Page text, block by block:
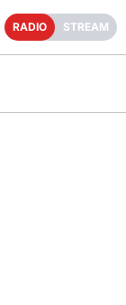
RADIO STREAM